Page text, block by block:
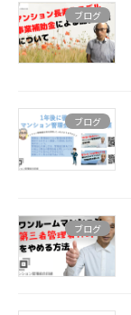
ブログ
ブログ
ブログ